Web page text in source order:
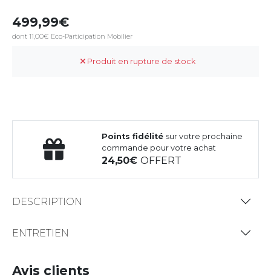
499,99
dont 11,00€ Eco-Participation Mobilier
Produit en rupture de stock
Points fidélité sur votre prochaine
commande pour votre achat
24,50OFFERT
DESCRIPTION
ENTRETIEN
Avis clients